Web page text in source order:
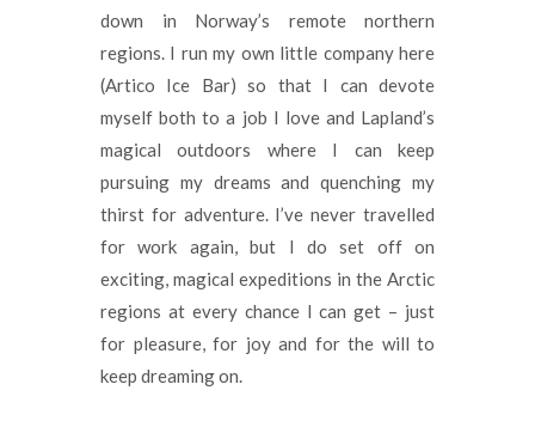
down in Norway’s remote northern
regions. I run my own little company here
(Artico Ice Bar) so that I can devote
myself both to a job I love and Lapland’s
magical outdoors where I can keep
pursuing my dreams and quenching my
thirst for adventure. I’ve never travelled
for work again, but I do set off on
exciting, magical expeditions in the Arctic
regions at every chance I can get – just
for pleasure, for joy and for the will to
keep dreaming on.